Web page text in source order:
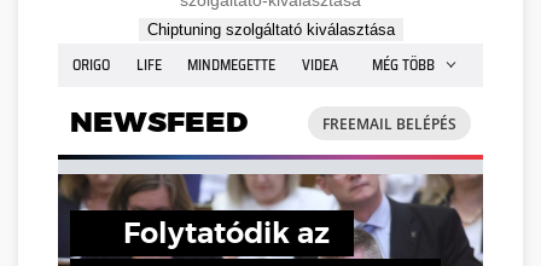
Chiptuning szolgáltató kiválasztása